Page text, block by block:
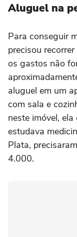
Aluguel na
Para conseguir
precisou
os gastos não
aluguel em um
com sala e
neste imóvel,
estudava
Plata,
4.000.